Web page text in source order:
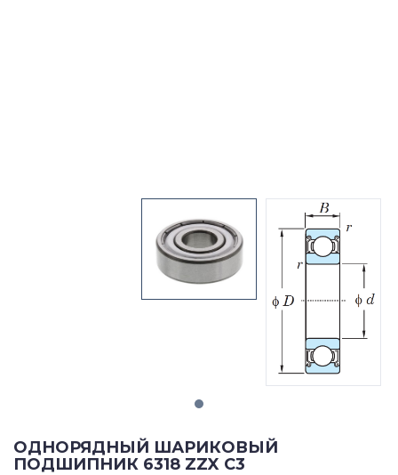
ОДНОРЯДНЫЙ ШАРИКОВЫЙ
ПОДШИПНИК 6318 ZZX C3